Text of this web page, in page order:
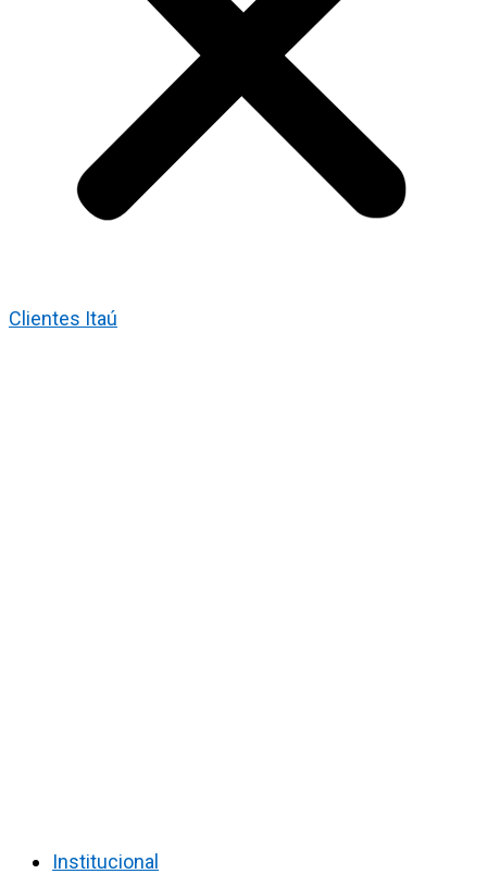
Clientes Itaú
Institucional